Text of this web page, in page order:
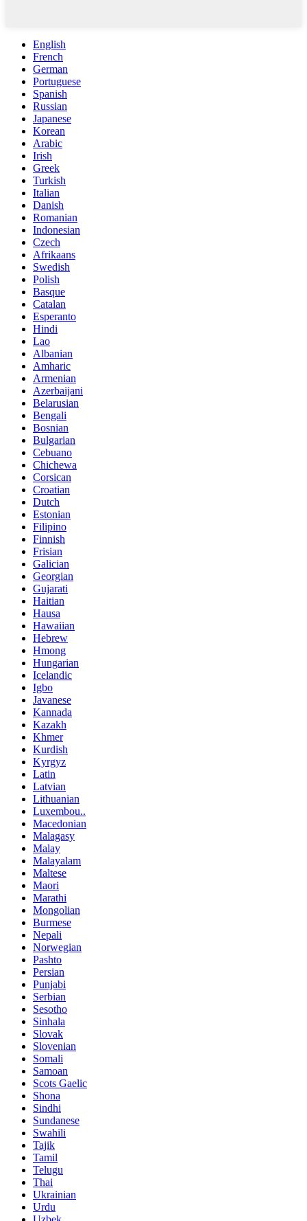
English
French
German
Portuguese
Spanish
Russian
Japanese
Korean
Arabic
Irish
Greek
Turkish
Italian
Danish
Romanian
Indonesian
Czech
Afrikaans
Swedish
Polish
Basque
Catalan
Esperanto
Hindi
Lao
Albanian
Amharic
Armenian
Azerbaijani
Belarusian
Bengali
Bosnian
Bulgarian
Cebuano
Chichewa
Corsican
Croatian
Dutch
Estonian
Filipino
Finnish
Frisian
Galician
Georgian
Gujarati
Haitian
Hausa
Hawaiian
Hebrew
Hmong
Hungarian
Icelandic
Igbo
Javanese
Kannada
Kazakh
Khmer
Kurdish
Kyrgyz
Latin
Latvian
Lithuanian
Luxembou..
Macedonian
Malagasy
Malay
Malayalam
Maltese
Maori
Marathi
Mongolian
Burmese
Nepali
Norwegian
Pashto
Persian
Punjabi
Serbian
Sesotho
Sinhala
Slovak
Slovenian
Somali
Samoan
Scots Gaelic
Shona
Sindhi
Sundanese
Swahili
Tajik
Tamil
Telugu
Thai
Ukrainian
Urdu